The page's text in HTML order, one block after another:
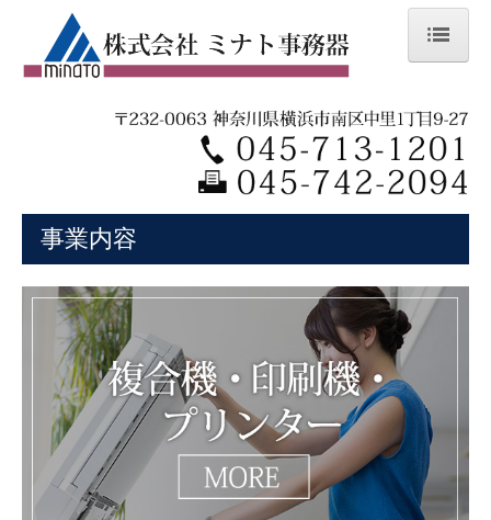
複合機/印刷機/プリンター
スチール家具
文具・事務用品
各種工事
防災用品/ノベルティ/その他
電子カタログ集
おすすめ商品
事業内容